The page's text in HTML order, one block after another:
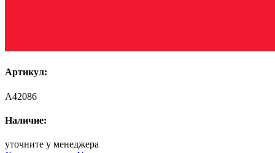
Артикул:
A42086
Наличие:
уточните у менеджера